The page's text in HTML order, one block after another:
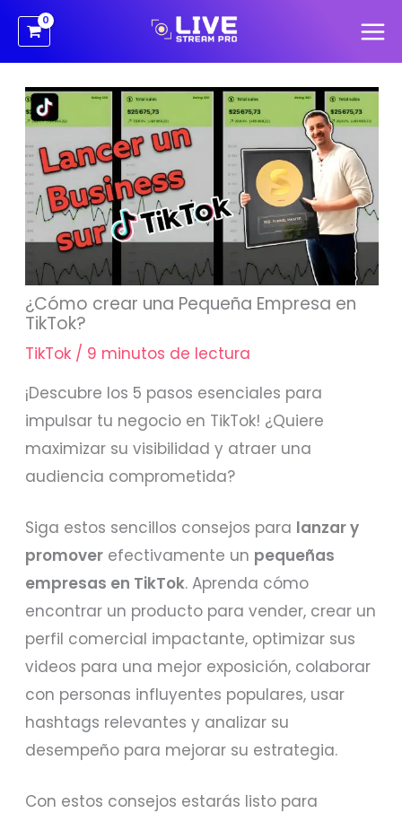
contenido
¿Cómo crear una Pequeña Empresa en
TikTok?
TikTok / 9 minutos de lectura
¡Descubre los 5 pasos esenciales para
impulsar tu negocio en TikTok! ¿Quiere
maximizar su visibilidad y atraer una
audiencia comprometida?
Siga estos sencillos consejos para lanzar y
promover efectivamente un pequeñas
empresas en TikTok. Aprenda cómo
encontrar un producto para vender, crear un
perfil comercial impactante, optimizar sus
videos para una mejor exposición, colaborar
con personas influyentes populares, usar
hashtags relevantes y analizar su
desempeño para mejorar su estrategia.
Con estos consejos estarás listo para